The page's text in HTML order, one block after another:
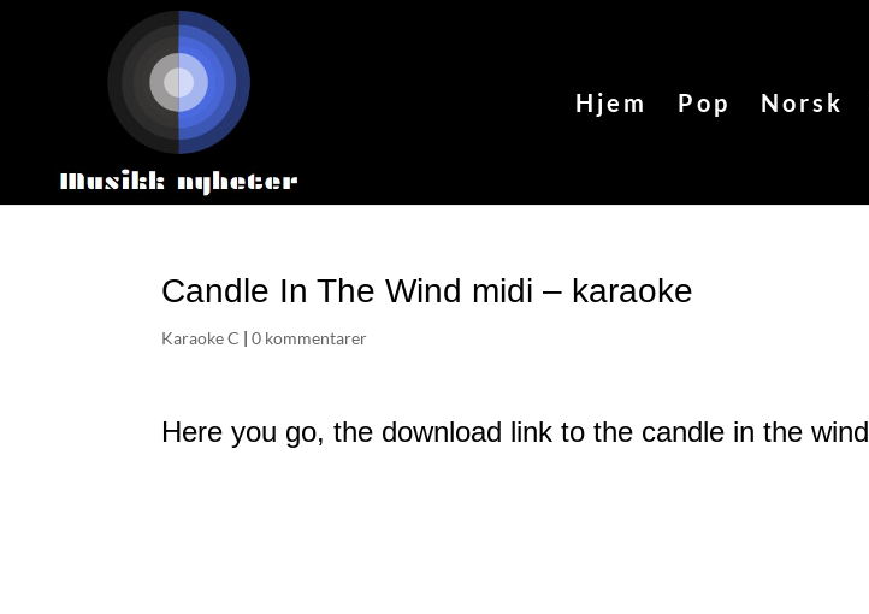
Hjem Pop Norsk
Candle In The Wind midi – karaoke
Karaoke C |0 kommentarer
Here you go, the download link to the candle in the wind